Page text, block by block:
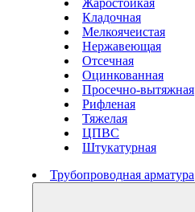
Жаростойкая
Кладочная
Мелкоячеистая
Нержавеющая
Отсечная
Оцинкованная
Просечно-вытяжная
Рифленая
Тяжелая
ЦПВС
Штукатурная
Трубопроводная арматура